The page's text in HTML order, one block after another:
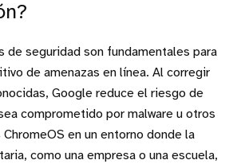
de seguridad son fundamentales para
de amenazas en línea. Al corregir
Google reduce el riesgo de
comprometido por malware u otros
en un entorno donde la
como una empresa o una escuela,